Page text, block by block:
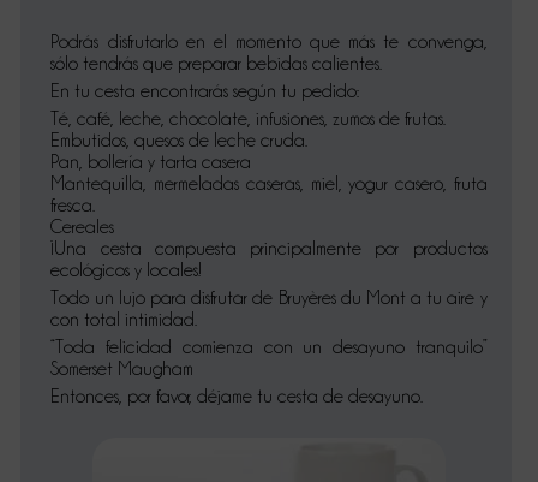
Podrás disfrutarlo en el momento que más te convenga,
sólo tendrás que preparar bebidas calientes.
En tu cesta encontrarás según tu pedido:
Té, café, leche, chocolate, infusiones, zumos de frutas.
Embutidos, quesos de leche cruda.
Pan, bollería y tarta casera
Mantequilla, mermeladas caseras, miel, yogur casero, fruta
fresca.
Cereales
¡Una cesta compuesta principalmente por productos
ecológicos y locales!
Todo un lujo para disfrutar de Bruyères du Mont a tu aire y
con total intimidad.
“Toda felicidad comienza con un desayuno tranquilo”
Somerset Maugham
Entonces, por favor, déjame tu cesta de desayuno.